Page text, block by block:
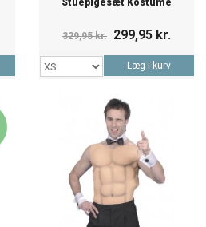
Stuepigesæt Kostume
329,95 kr. 299,95 kr.
Læg i kurv